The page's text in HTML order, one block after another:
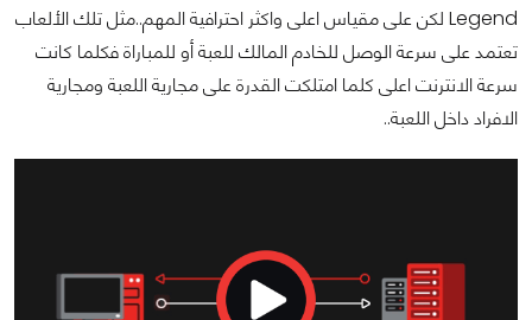
Legend لكن على مقياس اعلى واكثر احترافية المهم..مثل تلك الألعاب
تعتمد على سرعة الوصل للخادم المالك للعبة أو للمباراة فكلما كانت
سرعة الانترنت اعلى كلما امتلكت القدرة على مجارية اللعبة ومجارية
الافراد داخل اللعبة..